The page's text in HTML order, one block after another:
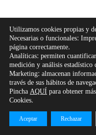
Utilizamos cookies propias y
Necesarias o funcionales:
página correctamente.
Analíticas: permiten
medición y análisis
Marketing: almacenan
través de sus hábitos de
PinchaAQUÍpara obtener
Cookies.
Aceptar Rechazar